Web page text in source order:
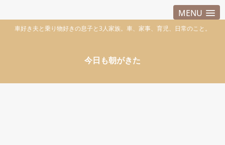
MENU
車好き夫と乗り物好きの息子と3人家族。車、家事、育児、日常のこと。
今日も朝がきた